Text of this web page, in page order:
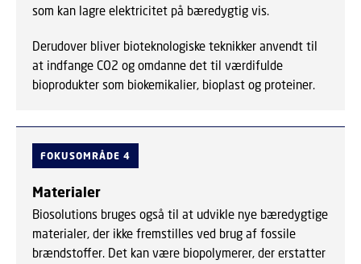
som kan lagre elektricitet på bæredygtig vis.
Derudover bliver bioteknologiske teknikker anvendt til
at indfange CO2 og omdanne det til værdifulde
bioprodukter som biokemikalier, bioplast og proteiner.
FOKUSOMRÅDE 4
Materialer
Biosolutions bruges også til at udvikle nye bæredygtige
materialer, der ikke fremstilles ved brug af fossile
brændstoffer. Det kan være biopolymerer, der erstatter